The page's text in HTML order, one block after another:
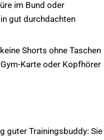
im Bund oder
gut durchdachten
Shorts ohne Taschen
Karte oder Kopfhörer
guter Trainingsbuddy: Sie